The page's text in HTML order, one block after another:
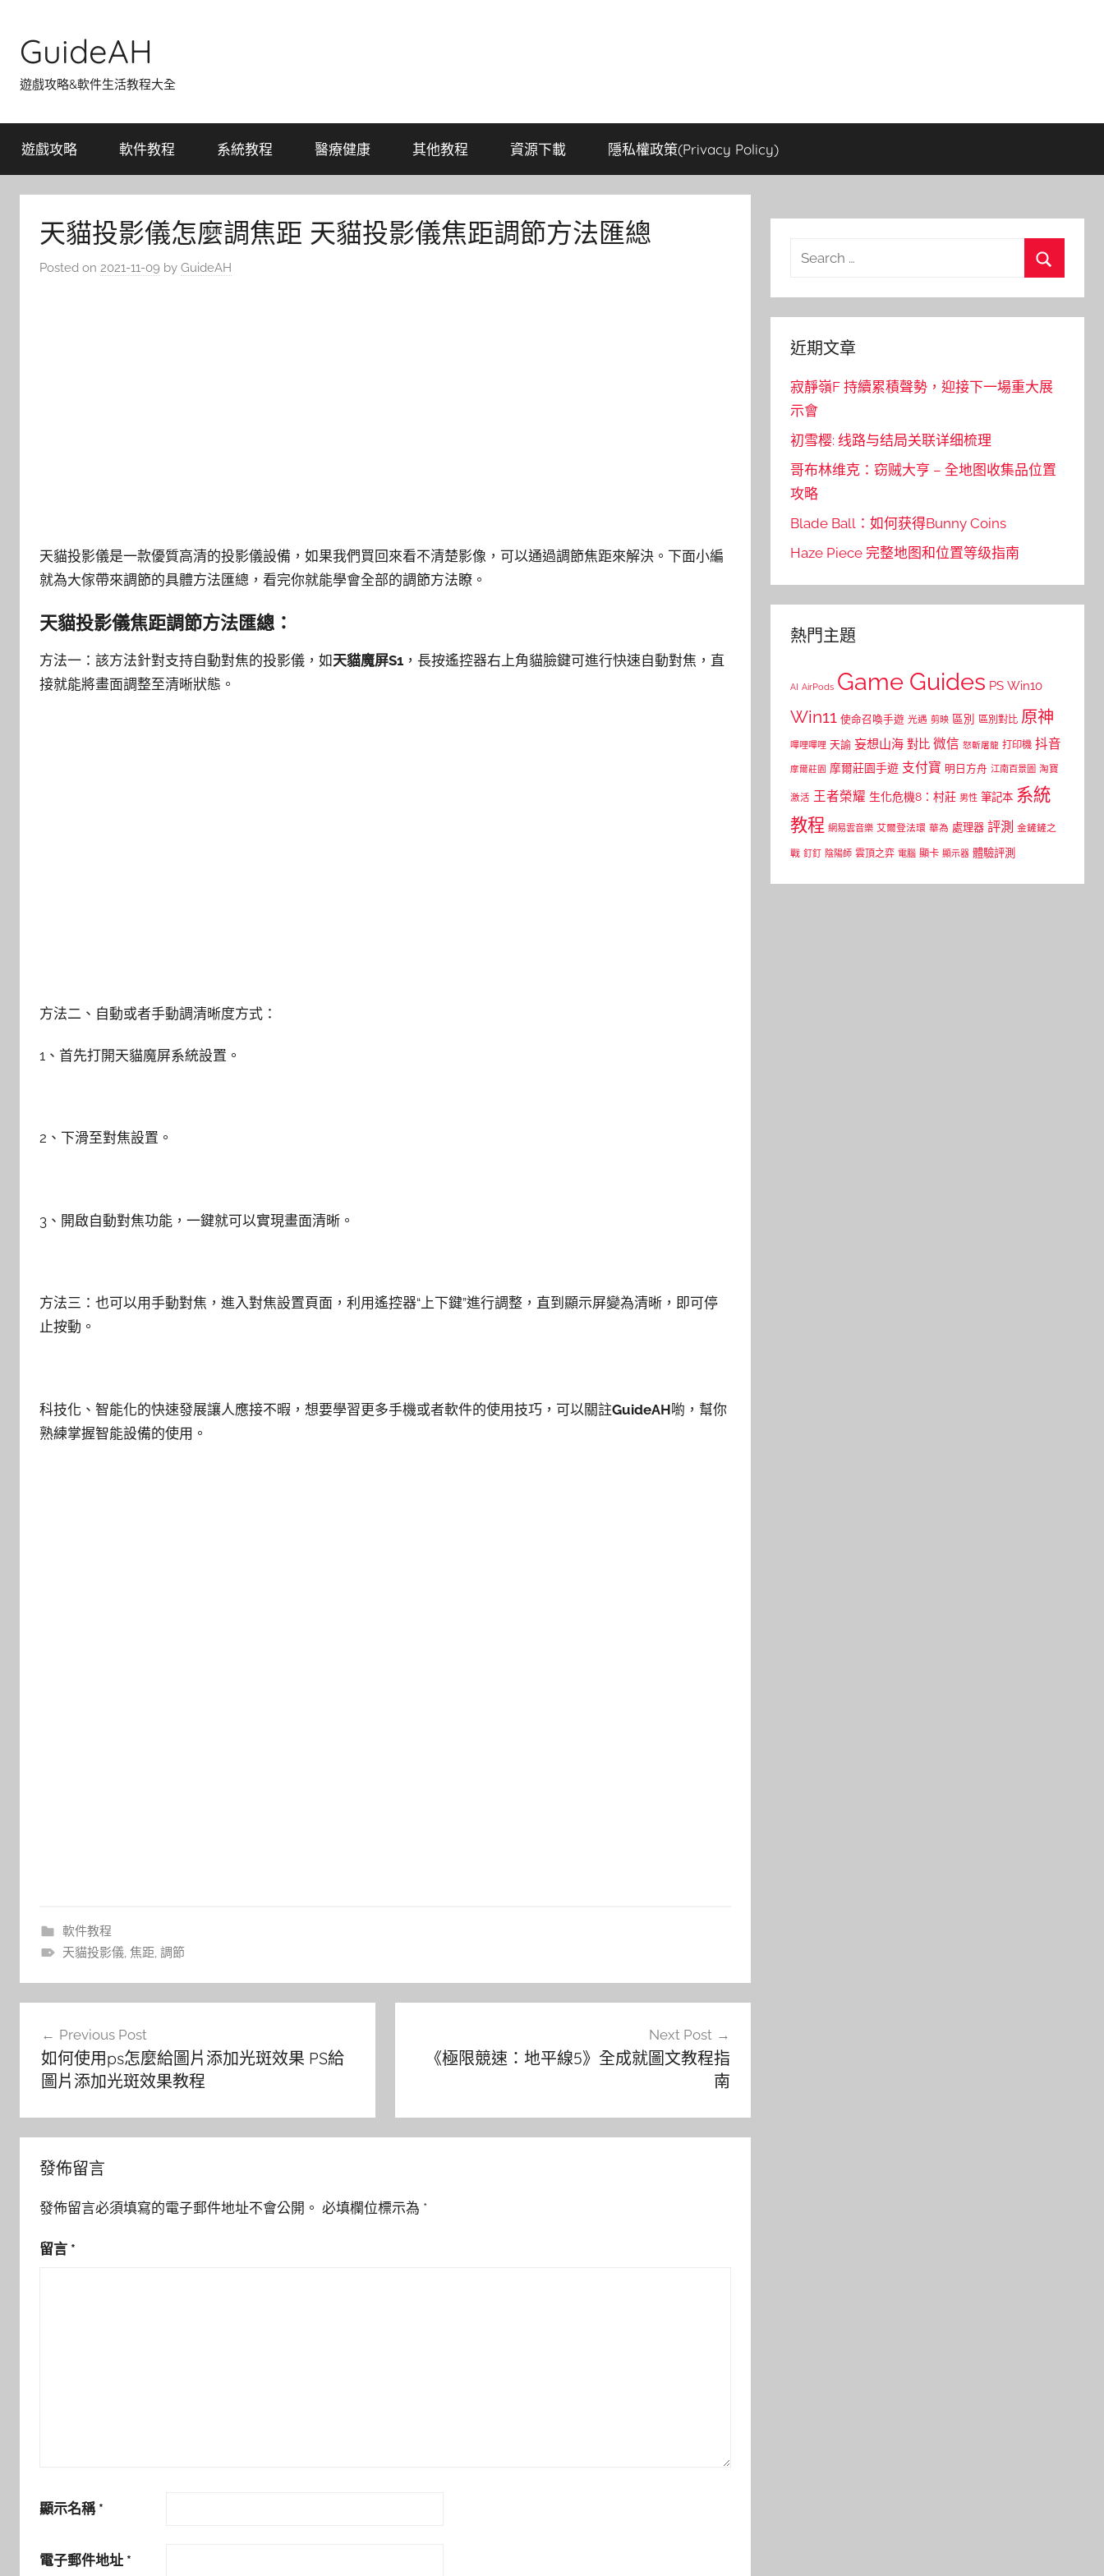
content
GuideAH
遊戲攻略&軟件生活教程大全
遊戲攻略 軟件教程 系統教程 醫療健康 其他教程 資源下載 隱私權政策(Privacy Policy)
天貓投影儀怎麼調焦距 天貓投影儀焦距調節方法匯總
Posted on 2021-11-09 by GuideAH
天貓投影儀是一款優質高清的投影儀設備，如果我們買回來看不清楚影像，可以通過調節焦距來解決。下面小編
就為大傢帶來調節的具體方法匯總，看完你就能學會全部的調節方法瞭。
天貓投影儀焦距調節方法匯總：
方法一：該方法針對支持自動對焦的投影儀，如天貓魔屏S1 ，長按遙控器右上角貓臉鍵可進行快速自動對焦，直
接就能將畫面調整至清晰狀態。
方法二、自動或者手動調清晰度方式：
1、首先打開天貓魔屏系統設置。
2、下滑至對焦設置。
3、開啟自動對焦功能，一鍵就可以實現畫面清晰。
方法三：也可以用手動對焦，進入對焦設置頁面，利用遙控器“上下鍵”進行調整，直到顯示屏變為清晰，即可停
止按動。
科技化、智能化的快速發展讓人應接不暇，想要學習更多手機或者軟件的使用技巧，可以關註GuideAH喲，幫你
熟練掌握智能設備的使用。
軟件教程
天貓投影儀, 焦距, 調節
Previous Post
如何使用ps怎麼給圖片添加光斑效果 PS給
圖片添加光斑效果教程
Next Post
《極限競速：地平線5》全成就圖文教程指
南
發佈留言
發佈留言必須填寫的電子郵件地址不會公開。 必填欄位標示為 *
留言 *
顯示名稱 *
電子郵件地址 *
Search
近期文章
寂靜嶺F 持續累積聲勢，迎接下一場重大展
示會
初雪樱: 线路与结局关联详细梳理
哥布林维克：窃贼大亨 – 全地图收集品位置
攻略
Blade Ball：如何获得Bunny Coins
Haze Piece 完整地图和位置等级指南
熱門主題
AI AirPods Game Guides PS Win10
Win11 使命召喚手遊 光遇 剪映 區別 區別對比 原神
嗶哩嗶哩 天諭 妄想山海 對比 微信 怒斬屠龍 打印機 抖音
摩爾莊園 摩爾莊園手遊 支付寶 明日方舟 江南百景圖 淘寶
激活 王者榮耀 生化危機8：村莊 男性 筆記本 系統
教程 網易雲音樂 艾爾登法環 華為 處理器 評測 金鏟鏟之
戰 釘釘 陰陽師 雲頂之弈 電腦 顯卡 顯示器 體驗評測